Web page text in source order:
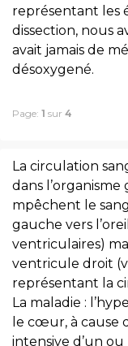
représentant les
dissection, nous
avait jamais de
désoxygené.
Page: 1 sur 4
La circulation
dans
mpêchent le
gauche vers
ventriculaires)
ventricule droit
représentant la
La maladie :
le cœur, à cause
intensive d’un